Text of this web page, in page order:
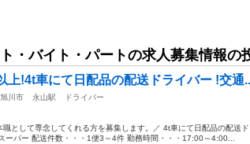
・バイト・パートの求人募集情報の
上!4t車にて日配品の配送ドライバー !交通
旭川市 永山駅
ドライバー
職として専念してくれる方を募集します。／ 4t車にて日配品の配送
ーパー 配送件数・・・1便3～4件 勤務時間・・・17:00～4:00...